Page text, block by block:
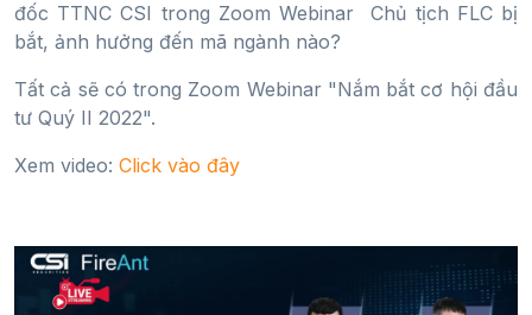
đốc TTNC CSI trong Zoom Webinar Chủ tịch FLC bị
bắt, ảnh hưởng đến mã ngành nào?
Tất cả sẽ có trong Zoom Webinar "Nắm bắt cơ hội đầu
tư Quý II 2022".
Xem video: Click vào đây